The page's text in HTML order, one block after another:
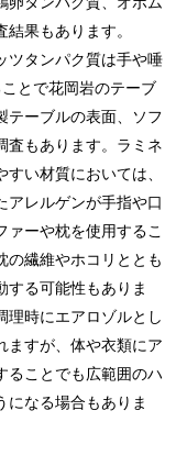
果もあります。
ツタンパク質は手や唾
とで花岡岩のテーブ
テーブルの表面、ソフ
査もあります。ラミネ
い材質においては、
アレルゲンが手指や口
ァーや枕を使用するこ
の繊維やホコリととも
する可能性もありま
理時にエアロゾルとし
ますが、体や衣類にア
ることでも広範囲のハ
になる場合もありま